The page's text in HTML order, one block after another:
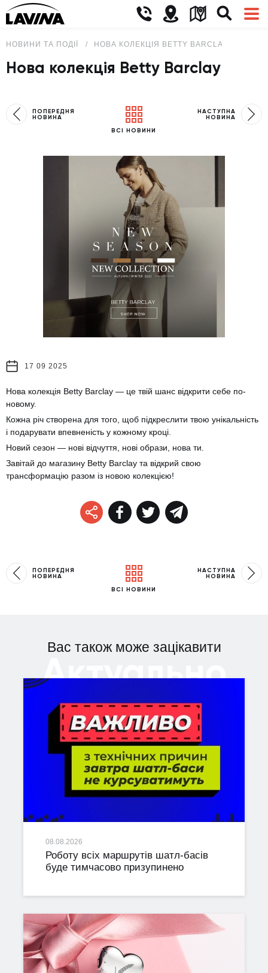
НОВИНИ ТА ПОДІЇ НОВА КОЛЕКЦІЯ BETTY BARCLAY
Нова колекція Betty Barclay
ПОПЕРЕДНЯ
НОВИНА
ВСІ НОВИНИ
НАСТУПНА
НОВИНА
17 09 2025
Нова колекція Betty Barclay — це твій шанс відкрити себе по-
новому.
Кожна річ створена для того, щоб підкреслити твою унікальність
і подарувати впевненість у кожному кроці.
Новий сезон — нові відчуття, нові образи, нова ти.
Завітай до магазину Betty Barclay та відкрий свою
трансформацію разом із новою колекцією!
ПОПЕРЕДНЯ
НОВИНА
ВСІ НОВИНИ
НАСТУПНА
НОВИНА
Вас також може зацікавити
Актуально
08.08.2026
Роботу всіх маршрутів шатл-басів
буде тимчасово призупинено